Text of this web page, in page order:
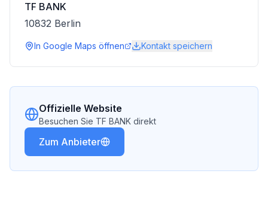
TF BANK
10832 Berlin
In Google Maps öffnen Kontakt speichern
Offizielle Website
Besuchen Sie TF BANK direkt
Zum Anbieter